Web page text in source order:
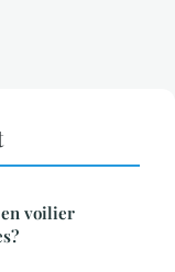
voilier